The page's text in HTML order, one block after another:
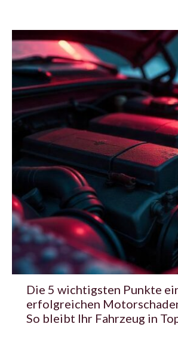
Die 5 wichtigsten Punkte
erfolgreichen
So bleibt Ihr Fahrzeug in